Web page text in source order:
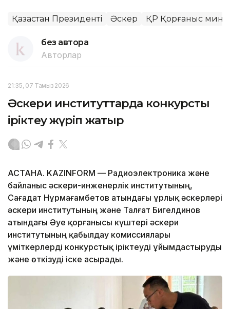
Қазақстан Президенті Әскер ҚР Қорғаныс
без автора
Авторлар
21:35, 07 Тамыз 2026
Әскери институттарда конкурстық
іріктеу жүріп жатыр
АСТАНА. KAZINFORM — Радиоэлектроника және
байланыс әскери-инженерлік институтының,
Сағадат Нұрмағамбетов атындағы Құрлық әскерлері
әскери институтының және Талғат Бигелдинов
атындағы Әуе қорғанысы күштері әскери
институтының қабылдау комиссиялары
үміткерлерді конкурстық іріктеуді ұйымдастыруды
және өткізуді іске асырады.